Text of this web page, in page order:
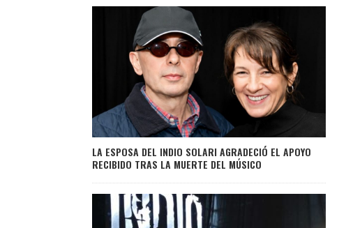
LA ESPOSA DEL INDIO SOLARI AGRADECIÓ EL APOYO
RECIBIDO TRAS LA MUERTE DEL MÚSICO